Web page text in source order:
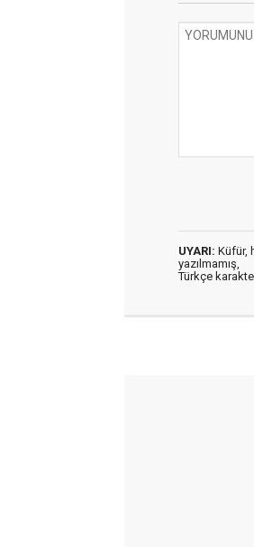
UYARI: Küfür,
yazılmamış,
Türkçe